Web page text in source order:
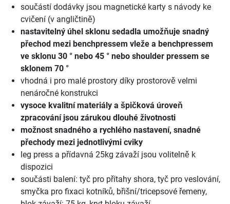
součástí dodávky jsou magnetické karty s návody ke
cvičení (v angličtině)
nastavitelný úhel sklonu sedadla umožňuje snadný
přechod mezi benchpressem vleže a benchpressem
ve sklonu 30 ° nebo 45 ° nebo shoulder pressem se
sklonem 70 °
vhodná i pro malé prostory díky prostorově velmi
nenáročné konstrukci
vysoce kvalitní materiály a špičková úroveň
zpracování jsou zárukou dlouhé životnosti
možnost snadného a rychlého nastavení, snadné
přechody mezi jednotlivými cviky
leg press a přídavná 25kg závaží jsou volitelně k
dispozici
součásti balení: tyč pro přítahy shora, tyč pro veslování,
smyčka pro fixaci kotníků, břišní/tricepsové řemeny,